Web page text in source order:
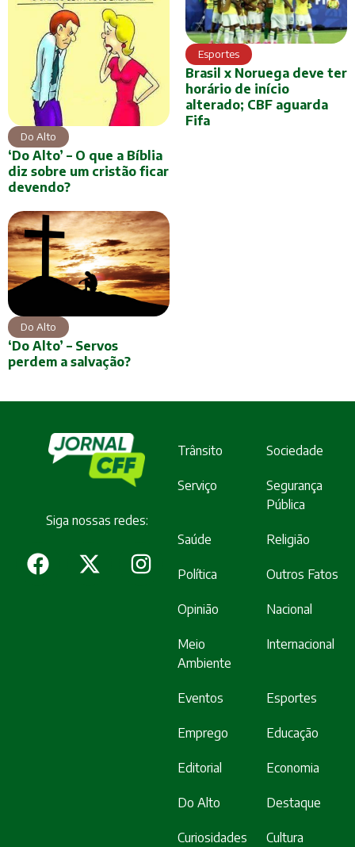
Do Alto
‘Do Alto’ – O que a Bíblia
diz sobre um cristão ficar
devendo?
Esportes
Brasil x Noruega deve ter
horário de início
alterado; CBF aguarda
Fifa
Do Alto
‘Do Alto’ – Servos
perdem a salvação?
Siga nossas redes:
Trânsito Sociedade
Serviço
Segurança
Pública
Saúde Religião
Política Outros Fatos
Opinião Nacional
Meio
Ambiente
Internacional
Eventos Esportes
Emprego Educação
Editorial Economia
Do Alto Destaque
Curiosidades Cultura